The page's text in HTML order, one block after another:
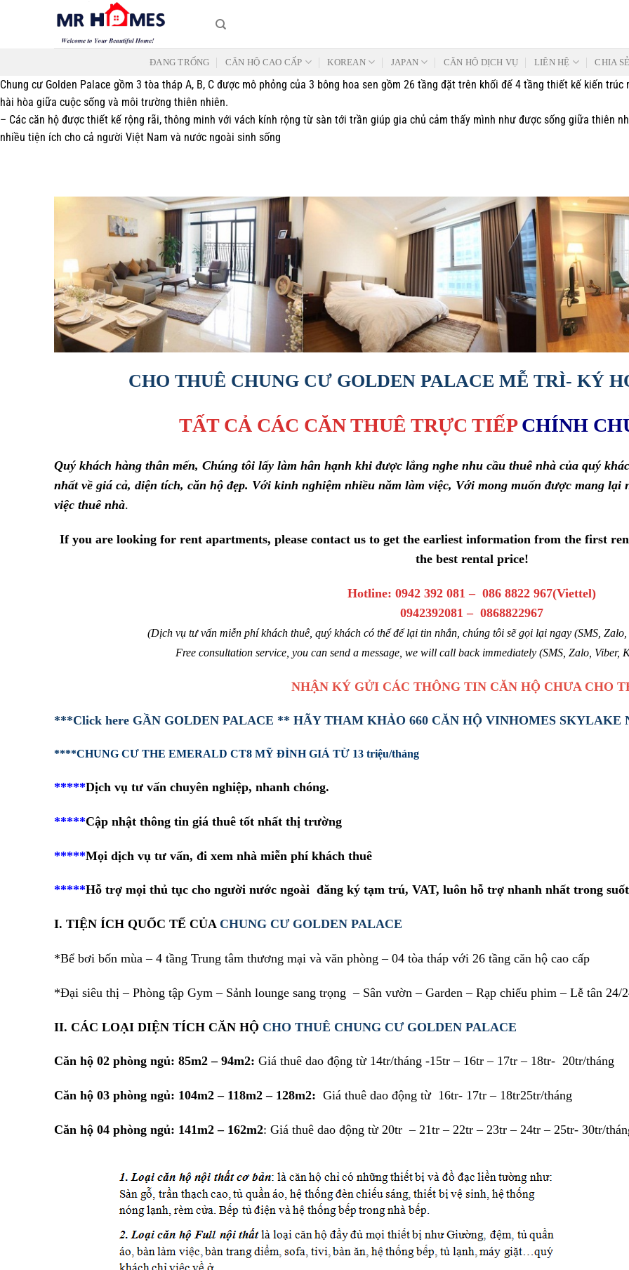
ĐANG TRỐNG CĂN HỘ CAO CẤP KOREAN JAPAN CĂN HỘ DỊCH VỤ LIÊN HỆ CHIA
Chung cư Golden Palace gồm 3 tòa tháp A, B, C được mô phỏng của 3 bông hoa sen gồm 26 tầng đặt trên khối đế 4 tầng thiết kế kiến
hài hòa giữa cuộc sống và môi trường thiên nhiên.
– Các căn hộ được thiết kế rộng rãi, thông minh với vách kính rộng từ sàn tới trần giúp gia chủ cảm thấy mình như được sống giữa thiên
nhiều tiện ích cho cả người Việt Nam và nước ngoài sinh sống
CHO THUÊ CHUNG CƯ GOLDEN PALACE MỄ TRÌ- KÝ
TẤT CẢ CÁC CĂN THUÊ TRỰC TIẾPCHÍNH
Quý khách hàng thân mến, Chúng tôi lấy làm hân hạnh khi được lắng nghe nhu cầu thuê nhà của quý
nhất về giá cả, diện tích, căn hộ đẹp. Với kinh nghiệm nhiều năm làm việc, Với mong muốn được mang
việc thuê nhà.
If you are looking for rent apartments, please contact us to get the earliest information from the first
the best rental price!
Hotline: 0942 392 081 – 086 8822 967(Viettel)
0942392081 – 0868822967
(Dịch vụ tư vấn miễn phí khách thuê, quý khách có thể để lại tin nhắn, chúng tôi sẽ gọi lại ngay (SMS,
Free consultation service, you can send a message, we will call back immediately (SMS, Zalo,
NHẬN KÝ GỬI CÁC THÔNG TIN CĂN HỘ CHƯA CHO
***Click here GẦN GOLDEN PALACE ** HÃY THAM KHẢO 660 CĂN HỘ VINHOMES
****CHUNG CƯ THE EMERALD CT8 MỸ ĐÌNH GIÁ TỪ 13 triệu/tháng
*****Dịch vụ tư vấn chuyên nghiệp, nhanh chóng.
*****Cập nhật thông tin giá thuê tốt nhất thị trường
*****Mọi dịch vụ tư vấn, đi xem nhà miễn phí khách thuê
*****Hỗ trợ mọi thủ tục cho người nước ngoài đăng ký tạm trú, VAT, luôn hỗ trợ nhanh nhất trong
I. TIỆN ÍCH QUỐC TẾ CỦA CHUNG CƯ GOLDEN PALACE
*Bể bơi bốn mùa – 4 tầng Trung tâm thương mại và văn phòng – 04 tòa tháp với 26 tầng căn hộ cao cấp
*Đại siêu thị – Phòng tập Gym – Sảnh lounge sang trọng – Sân vườn – Garden – Rạp chiếu phim – Lễ tân 24/
II. CÁC LOẠI DIỆN TÍCH CĂN HỘ CHO THUÊ CHUNG CƯ GOLDEN PALACE
Căn hộ 02 phòng ngủ: 85m2 – 94m2: Giá thuê dao động từ 14tr/tháng -15tr – 16tr – 17tr – 18tr- 20tr/tháng
Căn hộ 03 phòng ngủ: 104m2 – 118m2 – 128m2: Giá thuê dao động từ 16tr- 17tr – 18tr25tr/tháng
Căn hộ 04 phòng ngủ: 141m2 – 162m2: Giá thuê dao động từ 20tr – 21tr – 22tr – 23tr – 24tr – 25tr- 30tr/